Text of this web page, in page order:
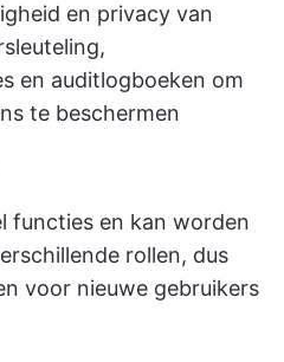
en privacy van
en auditlogboeken om
te beschermen
functies en kan worden
rollen, dus
voor nieuwe gebruikers